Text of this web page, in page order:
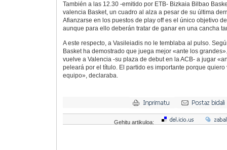
También a las 12.30 -emitido por ETB- Bizkaia Bilbao
valencia Basket, un cuadro al alza a pesar de su última
Afianzarse en los puestos de play off es el único objetivo
aunque para ello deberán tratar de ganar en una cancha
A este respecto, a Vasileiadis no le temblaba al pulso.
Basket ha demostrado que juega mejor «ante los
vuelve a Valencia -su plaza de debut en la ACB- a jugar
peleará por el título. El partido es importante porque quiero
equipo», declaraba.
Gehitu artikuloa: